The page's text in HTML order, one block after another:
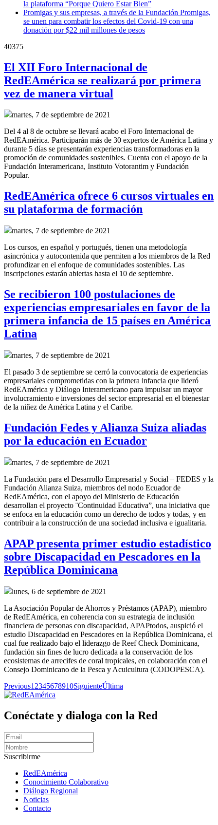
la plataforma “Porque Quiero Estar Bien”
Promigas y sus empresas, a través de la Fundación Promigas,
se unen para combatir los efectos del Covid-19 con una
donación por $22 mil millones de pesos
40375
El XII Foro Internacional de
RedEAmérica se realizará por primera
vez de manera virtual
martes, 7 de septiembre de 2021
Del 4 al 8 de octubre se llevará acabo el Foro Internacional de
RedEAmérica. Participarán más de 30 expertos de América Latina y
durante 5 días se presentarán experiencias transformadoras en la
promoción de comunidades sostenibles. Cuenta con el apoyo de la
Fundación Interamericana, Instituto Votorantim y Fundación
Popular.
RedEAmérica ofrece 6 cursos virtuales en
su plataforma de formación
martes, 7 de septiembre de 2021
Los cursos, en español y portugués, tienen una metodología
asincrónica y autocontenida que permiten a los miembros de la Red
profundizar en el enfoque de comunidades sostenibles. Las
inscripciones estarán abiertas hasta el 10 de septiembre.
Se recibieron 100 postulaciones de
experiencias empresariales en favor de la
primera infancia de 15 países en América
Latina
martes, 7 de septiembre de 2021
El pasado 3 de septiembre se cerró la convocatoria de experiencias
empresariales comprometidas con la primera infancia que lideró
RedEAmérica y Diálogo Interamericano para impulsar un mayor
involucramiento e inversiones del sector empresarial en el bienestar
de la niñez de América Latina y el Caribe.
Fundación Fedes y Alianza Suiza aliadas
por la educación en Ecuador
martes, 7 de septiembre de 2021
La Fundación para el Desarrollo Empresarial y Social – FEDES y la
Fundación Alianza Suiza, miembros del nodo Ecuador de
RedEAmérica, con el apoyo del Ministerio de Educación
desarrollan el proyecto ¨Continuidad Educativa”, una iniciativa que
se enfoca en la educación como un derecho de todos y todas, y en
contribuir a la construcción de una sociedad inclusiva e igualitaria.
APAP presenta primer estudio estadístico
sobre Discapacidad en Pescadores en la
República Dominicana
lunes, 6 de septiembre de 2021
La Asociación Popular de Ahorros y Préstamos (APAP), miembro
de RedEAmérica, en coherencia con su estrategia de inclusión
financiera de personas con discapacidad, APAPtodos, auspició el
estudio Discapacidad en Pescadores en la República Dominicana, el
cual fue realizado bajo el liderazgo de Reef Check Dominicana,
fundación sin fines de lucro dedicada a la conservación de los
ecosistemas de arrecifes de coral tropicales, en colaboración con el
Consejo Dominicano de la Pesca y Acuicultura (CODOPESCA).
Previous1 2345678910SiguienteÚltima
Conéctate y dialoga con la Red
Suscribirme
RedEAmérica
Conocimiento Colaborativo
Diálogo Regional
Noticias
Contacto